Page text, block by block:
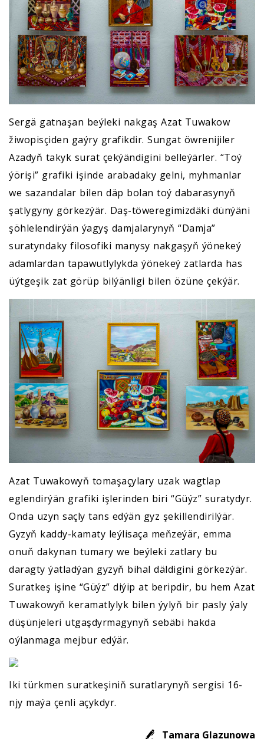
Sergä gatnaşan beýleki nakgaş Azat Tuwakow
žiwopisçiden gaýry grafikdir. Sungat öwrenijiler
Azadyň takyk surat çekýändigini belleýärler. “Toý
ýörişi” grafiki işinde arabadaky gelni, myhmanlar
we sazandalar bilen däp bolan toý dabarasynyň
şatlygyny görkezýär. Daş-töweregimizdäki dünýäni
şöhlelendirýän ýagyş damjalarynyň “Damja”
suratyndaky filosofiki manysy nakgaşyň ýönekeý
adamlardan tapawutlylykda ýönekeý zatlarda has
üýtgeşik zat görüp bilýänligi bilen özüne çekýär.
Azat Tuwakowyň tomaşaçylary uzak wagtlap
eglendirýän grafiki işlerinden biri “Güýz” suratydyr.
Onda uzyn saçly tans edýän gyz şekillendirilýär.
Gyzyň kaddy-kamaty leýlisaça meňzeýär, emma
onuň dakynan tumary we beýleki zatlary bu
daragty ýatladýan gyzyň bihal däldigini görkezýär.
Suratkeş işine “Güýz” diýip at beripdir, bu hem Azat
Tuwakowyň keramatlylyk bilen ýylyň bir pasly ýaly
düşünjeleri utgaşdyrmagynyň sebäbi hakda
oýlanmaga mejbur edýär.
Iki türkmen suratkeşiniň suratlarynyň sergisi 16-
njy maýa çenli açykdyr.
Tamara Glazunowa